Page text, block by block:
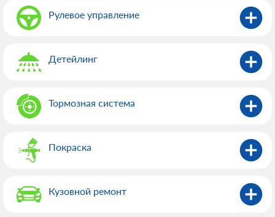
Рулевое управление
Детейлинг
Тормозная система
Покраска
Кузовной ремонт